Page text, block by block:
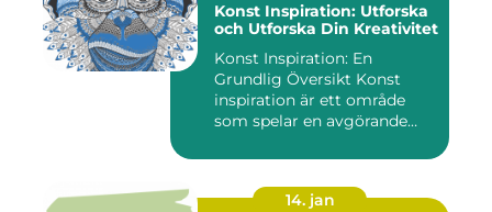
Konst Inspiration: Utforska
och Utforska Din Kreativitet
Konst Inspiration: En
Grundlig Översikt Konst
inspiration är ett område
som spelar en avgörande
14. jan